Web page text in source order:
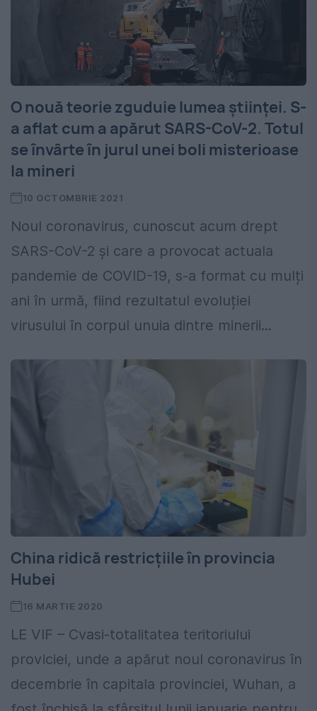
O nouă teorie zguduie lumea științei. S-
a aflat cum a apărut SARS-CoV-2. Totul
se învârte în jurul unei boli misterioase
la mineri
10 OCTOMBRIE 2021
Noul coronavirus, cunoscut acum drept
SARS-CoV-2 și care a provocat actuala
pandemie de COVID-19, s-a format cu mulți
ani în urmă, fiind rezultatul evoluției
virusului în corpul unuia dintre minerii...
China ridică restricțiile în provincia
Hubei
16 MARTIE 2020
LE VIF – Cvasi-totalitatea teritoriului
proviciei, unde a apărut noul coronavirus în
decembrie în capitala provinciei, Wuhan, a